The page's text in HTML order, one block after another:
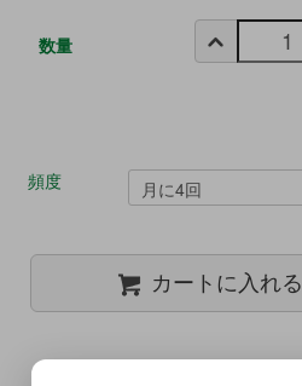
数量
頻度
カートに入れる